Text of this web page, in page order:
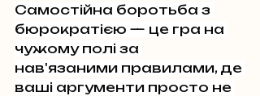
Самостійна боротьба з
бюрократією — це гра на
чужому полі за
нав'язаними правилами, де
ваші аргументи просто не